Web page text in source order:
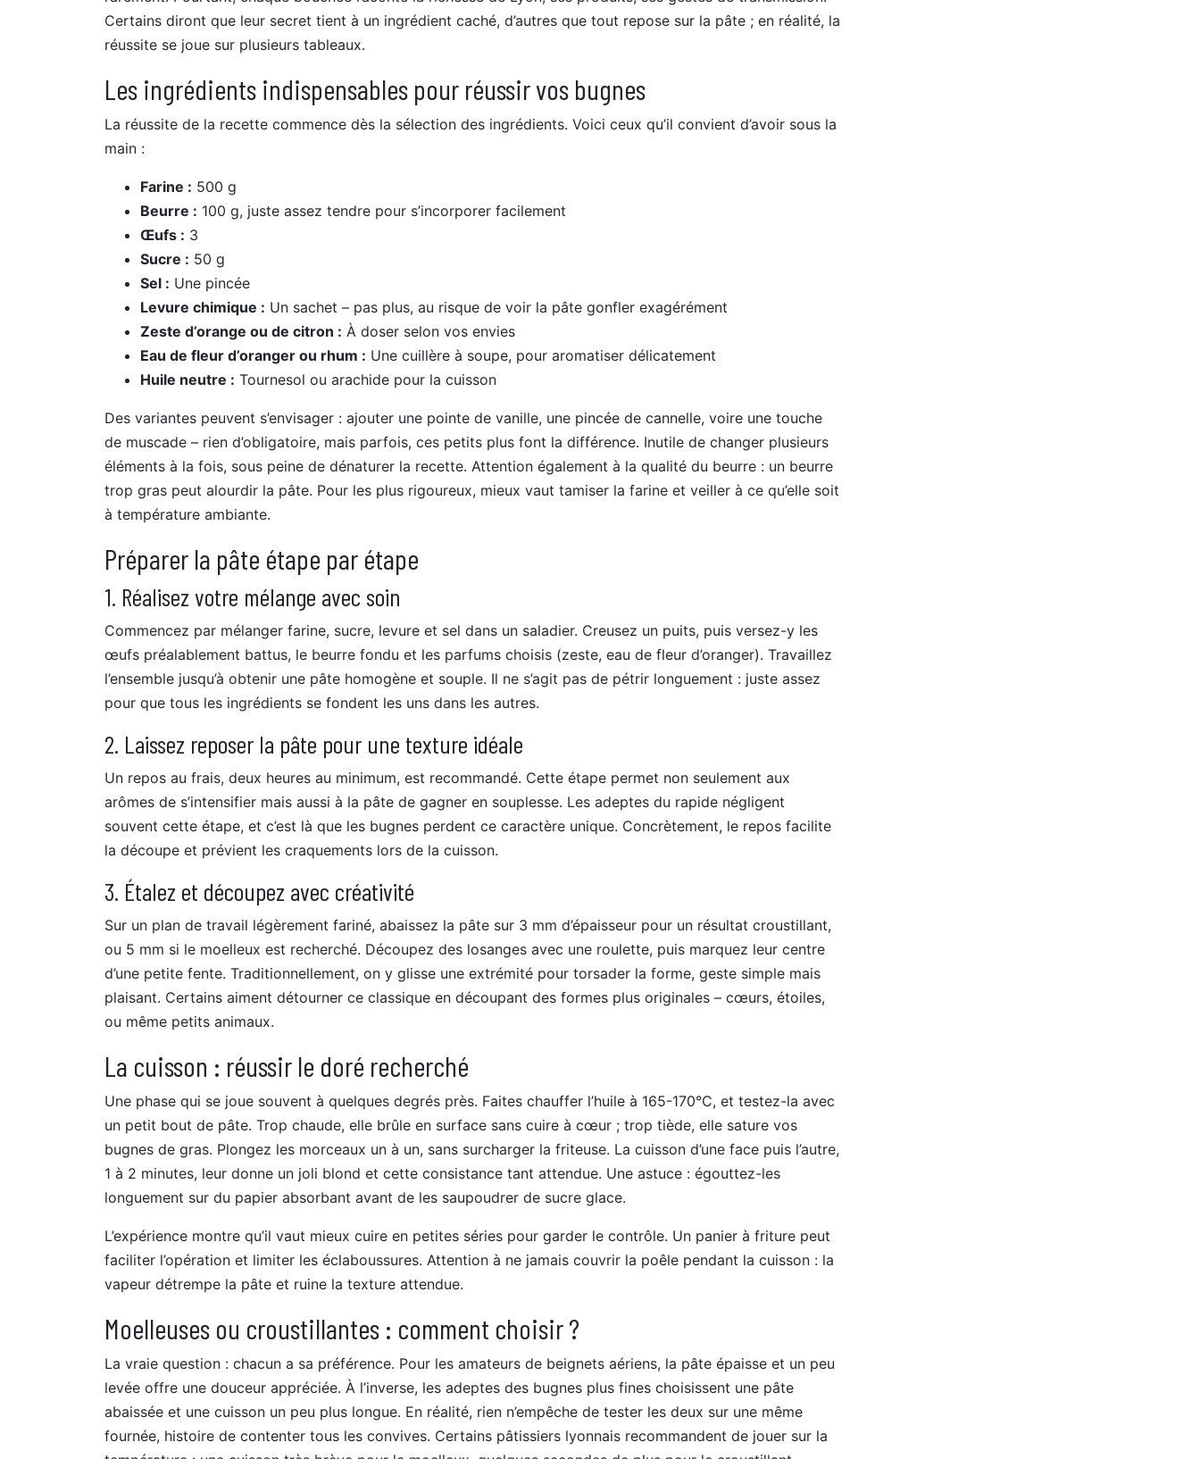
Certains diront que leur secret tient à un ingrédient caché, d’autres que tout repose sur la pâte ; en réalité, la
réussite se joue sur plusieurs tableaux.
Les ingrédients indispensables pour réussir vos bugnes
La réussite de la recette commence dès la sélection des ingrédients. Voici ceux qu’il convient d’avoir sous la
main :
Farine : 500 g
Beurre : 100 g, juste assez tendre pour s’incorporer facilement
Œufs : 3
Sucre : 50 g
Sel : Une pincée
Levure chimique : Un sachet – pas plus, au risque de voir la pâte gonfler exagérément
Zeste d’orange ou de citron : À doser selon vos envies
Eau de fleur d’oranger ou rhum : Une cuillère à soupe, pour aromatiser délicatement
Huile neutre : Tournesol ou arachide pour la cuisson
Des variantes peuvent s’envisager : ajouter une pointe de vanille, une pincée de cannelle, voire une touche
de muscade – rien d’obligatoire, mais parfois, ces petits plus font la différence. Inutile de changer plusieurs
éléments à la fois, sous peine de dénaturer la recette. Attention également à la qualité du beurre : un beurre
trop gras peut alourdir la pâte. Pour les plus rigoureux, mieux vaut tamiser la farine et veiller à ce qu’elle soit
à température ambiante.
Préparer la pâte étape par étape
1. Réalisez votre mélange avec soin
Commencez par mélanger farine, sucre, levure et sel dans un saladier. Creusez un puits, puis versez-y les
œufs préalablement battus, le beurre fondu et les parfums choisis (zeste, eau de fleur d’oranger). Travaillez
l’ensemble jusqu’à obtenir une pâte homogène et souple. Il ne s’agit pas de pétrir longuement : juste assez
pour que tous les ingrédients se fondent les uns dans les autres.
2. Laissez reposer la pâte pour une texture idéale
Un repos au frais, deux heures au minimum, est recommandé. Cette étape permet non seulement aux
arômes de s’intensifier mais aussi à la pâte de gagner en souplesse. Les adeptes du rapide négligent
souvent cette étape, et c’est là que les bugnes perdent ce caractère unique. Concrètement, le repos facilite
la découpe et prévient les craquements lors de la cuisson.
3. Étalez et découpez avec créativité
Sur un plan de travail légèrement fariné, abaissez la pâte sur 3 mm d’épaisseur pour un résultat croustillant,
ou 5 mm si le moelleux est recherché. Découpez des losanges avec une roulette, puis marquez leur centre
d’une petite fente. Traditionnellement, on y glisse une extrémité pour torsader la forme, geste simple mais
plaisant. Certains aiment détourner ce classique en découpant des formes plus originales – cœurs, étoiles,
ou même petits animaux.
La cuisson : réussir le doré recherché
Une phase qui se joue souvent à quelques degrés près. Faites chauffer l’huile à 165-170°C, et testez-la avec
un petit bout de pâte. Trop chaude, elle brûle en surface sans cuire à cœur ; trop tiède, elle sature vos
bugnes de gras. Plongez les morceaux un à un, sans surcharger la friteuse. La cuisson d’une face puis l’autre,
1 à 2 minutes, leur donne un joli blond et cette consistance tant attendue. Une astuce : égouttez-les
longuement sur du papier absorbant avant de les saupoudrer de sucre glace.
L’expérience montre qu’il vaut mieux cuire en petites séries pour garder le contrôle. Un panier à friture peut
faciliter l’opération et limiter les éclaboussures. Attention à ne jamais couvrir la poêle pendant la cuisson : la
vapeur détrempe la pâte et ruine la texture attendue.
Moelleuses ou croustillantes : comment choisir ?
La vraie question : chacun a sa préférence. Pour les amateurs de beignets aériens, la pâte épaisse et un peu
levée offre une douceur appréciée. À l’inverse, les adeptes des bugnes plus fines choisissent une pâte
abaissée et une cuisson un peu plus longue. En réalité, rien n’empêche de tester les deux sur une même
fournée, histoire de contenter tous les convives. Certains pâtissiers lyonnais recommandent de jouer sur la